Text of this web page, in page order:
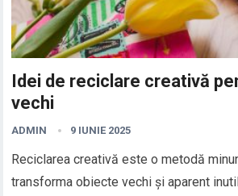
Idei de reciclare creativă
vechi
ADMIN 9 IUNIE 2025
Reciclarea creativă este o metodă
transforma obiecte vechi și aparent